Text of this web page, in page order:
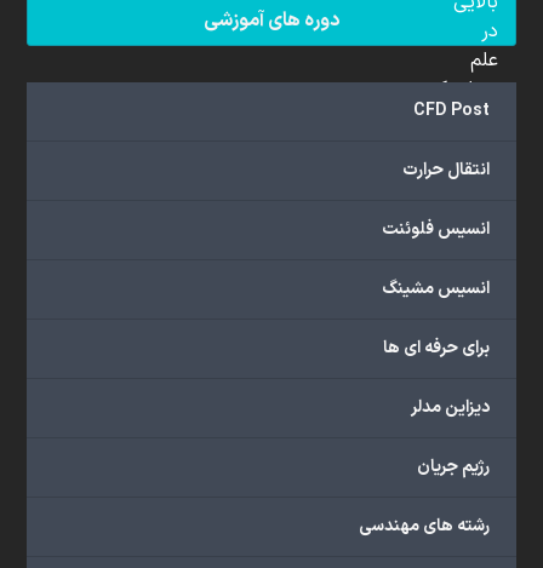
دوره های آموزشی
CFD Post
انتقال حرارت
انسیس فلوئنت
انسیس مشینگ
برای حرفه ای ها
دیزاین مدلر
رژیم جریان
رشته های مهندسی
در
علم
دینامیک
سیالات
(CFD)
هستند.
ما
گسترده‌ای
با
دانشگاهی،
صنعتی